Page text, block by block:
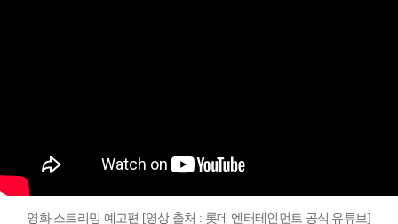
영화 스트리밍 예고편 [영상 출처 : 롯데 엔터테인먼트 공식 유튜브]